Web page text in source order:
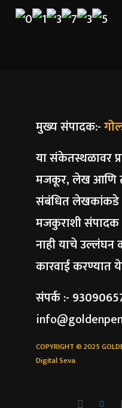
मुख्य संपादक:-
या संकेतस्थळावर
मजकूर, लेख आणि
संबंधित लेखकांकडे
मजकुराशी
नाही याचे उल्लंघन
कारवाई करण्यात
संपर्क :-
COPYRIGHT © 2025
Digital Seva